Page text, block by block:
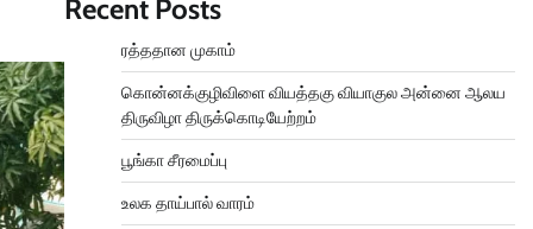
Recent Posts
ரத்ததான முகாம்
கொன்னக்குழிவிளை வியத்தகு வியாகுல அன்னை ஆலய
திருவிழா திருக்கொடியேற்றம்
பூங்கா சீரமைப்பு
உலக தாய்பால் வாரம்